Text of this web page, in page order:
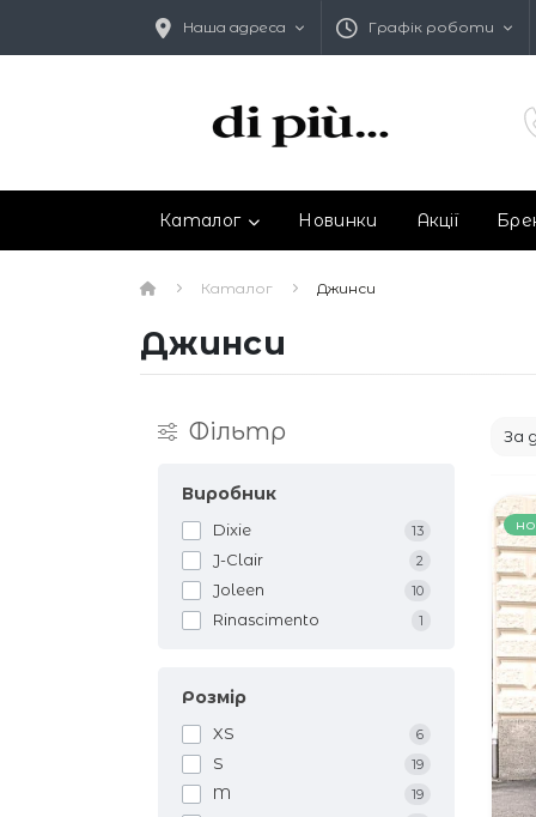
Наша адреса Графік роботи
Каталог Новинки Акції
Каталог Джинси
Джинси
Фільтр
Виробник
Dixie 13
J-Clair 2
Joleen 10
Rinascimento 1
Розмір
XS 6
S 19
M 19